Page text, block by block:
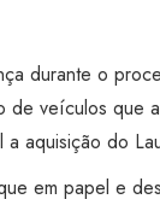
durante o
veículos que
aquisição do
em papel e